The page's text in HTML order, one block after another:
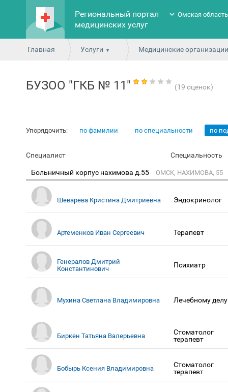
Региональный портал
медицинских услуг
Омская область
Главная Услуги Медицинские
БУЗОО "ГКБ № 11" (19 оценок)
Упорядочить: по фамилии по специальности по
Специалист Специальность
Больничный корпус нахимова д.55 ОМСК, НАХИМОВА, 55
Шеварева Кристина Дмитриевна Эндокринолог
Артеменков Иван Сергеевич Терапевт
Генералов Дмитрий
Константинович
Психиатр
Мухина Светлана Владимировна Лечебному делу
Биркен Татьяна Валерьевна
Стоматолог
терапевт
Бобырь Ксения Владимировна
Стоматолог
терапевт